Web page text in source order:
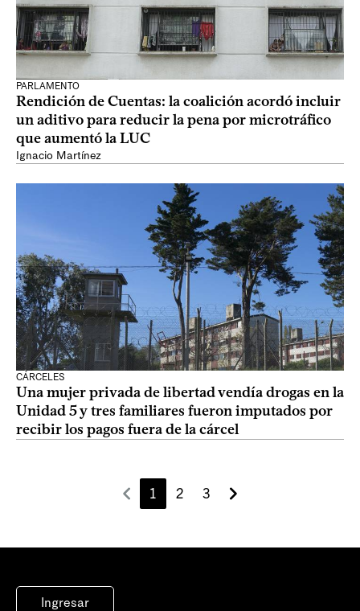
PARLAMENTO
Rendición de Cuentas: la coalición acordó incluir
un aditivo para reducir la pena por microtráfico
que aumentó la LUC
Ignacio Martínez
CÁRCELES
Una mujer privada de libertad vendía drogas en la
Unidad 5 y tres familiares fueron imputados por
recibir los pagos fuera de la cárcel
1 2 3
Ingresar